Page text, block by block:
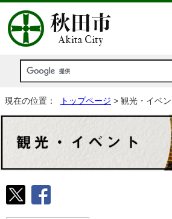
現在の位置： トップページ > 観光・イベン